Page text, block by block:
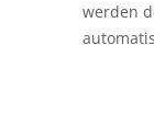
werden